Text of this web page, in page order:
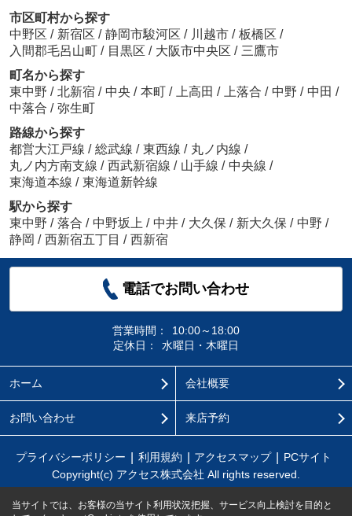
市区町村から探す
中野区 / 新宿区 / 静岡市駿河区 / 川越市 / 板橋区 /
入間郡毛呂山町 / 目黒区 / 大阪市中央区 / 三鷹市
町名から探す
東中野 / 北新宿 / 中央 / 本町 / 上高田 / 上落合 / 中野 / 中田 /
中落合 / 弥生町
路線から探す
都営大江戸線 / 総武線 / 東西線 / 丸ノ内線 /
丸ノ内方南支線 / 西武新宿線 / 山手線 / 中央線 /
東海道本線 / 東海道新幹線
駅から探す
東中野 / 落合 / 中野坂上 / 中井 / 大久保 / 新大久保 / 中野 /
静岡 / 西新宿五丁目 / 西新宿
電話でお問い合わせ
営業時間：
10:00～18:00
定休日：
水曜日・木曜日
ホーム 会社概要
お問い合わせ 来店予約
プライバシーポリシー 利用規約 アクセスマップ
PCサイト
Copyright(c) アクセス株式会社 All rights reserved.
当サイトでは、お客様の当サイト利用状況把握、サービス向上検討を目的と